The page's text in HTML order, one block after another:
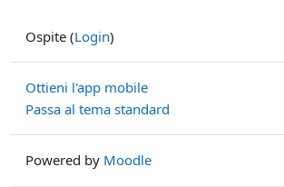
Ospite (Login)
Ottieni l'app mobile
Passa al tema standard
Powered by Moodle